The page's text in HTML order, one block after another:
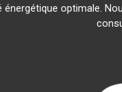
énergétique optimale.